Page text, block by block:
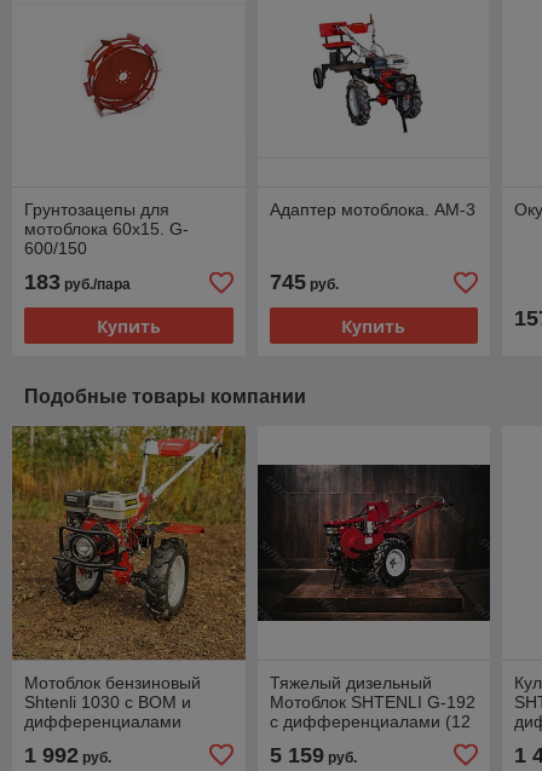
Грунтозацепы для
мотоблока 60х15. G-
600/150
183 руб./пара
Купить
Адаптер мотоблока. AM-3
745руб.
Купить
Подобные товары компании
Мотоблок бензиновый
Shtenli 1030 с ВОМ и
дифференциалами
1 992 руб.
Тяжелый дизельный
Мотоблок SHTENLI G-192
c дифференциалами (12
320 кг)
5 159руб. 1